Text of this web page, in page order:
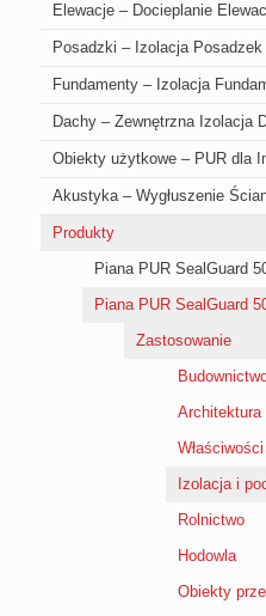
Elewacje – Docieplanie
Posadzki – Izolacja Posadzek
Fundamenty – Izolacja
Dachy – Zewnętrzna Izolacja
Obiekty użytkowe – PUR dla
Akustyka – Wygłuszenie
Produkty
Piana PUR SealGuard
Piana PUR SealGuard
Zastosowanie
Architektura
Izolacja i
Rolnictwo
Hodowla
Obiekty